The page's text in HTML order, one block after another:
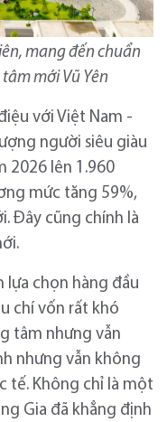
mang đến chuẩn
mới Vũ Yên
với Việt Nam -
người siêu giàu
2026 lên 1.960
mức tăng 59%,
Đây cũng chính là
lựa chọn hàng đầu
chí vốn rất khó
tâm nhưng vẫn
nhưng vẫn không
tế. Không chỉ là một
Gia đã khẳng định